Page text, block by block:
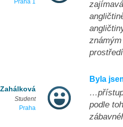
Praha 1
Student
Praha
Byla
podle